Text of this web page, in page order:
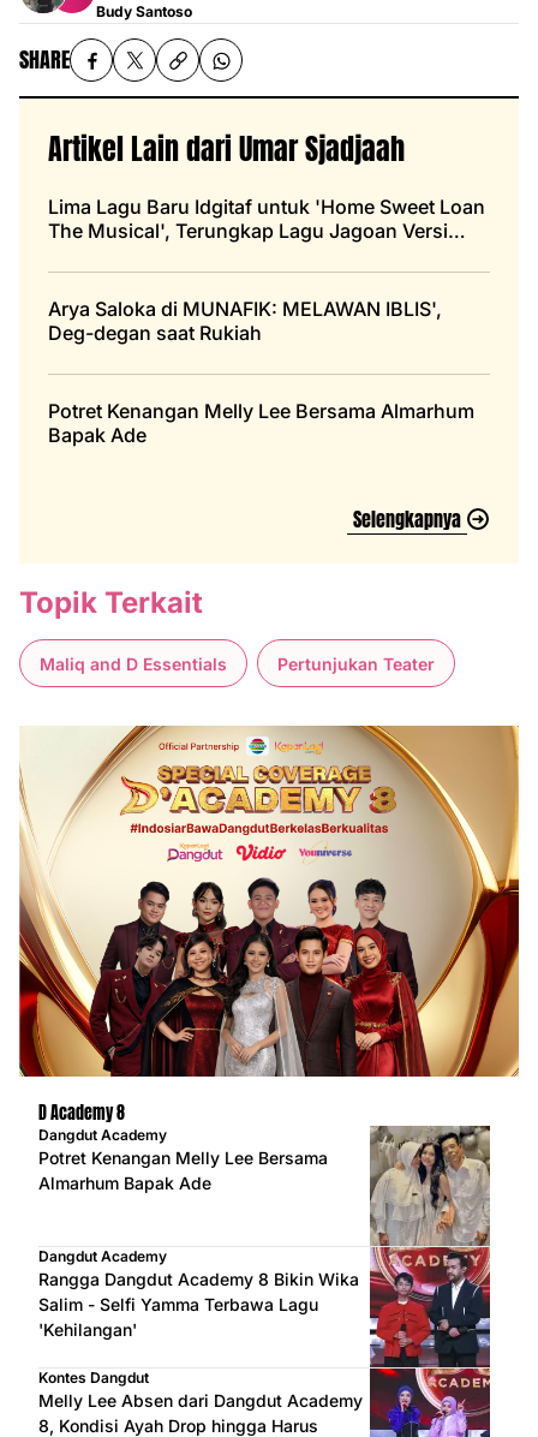
Budy Santoso
SHARE
Artikel Lain dari Umar Sjadjaah
Lima Lagu Baru Idgitaf untuk 'Home Sweet Loan
The Musical', Terungkap Lagu Jagoan Versi
Arya Saloka di MUNAFIK: MELAWAN IBLIS',
Deg-degan saat Rukiah
Potret Kenangan Melly Lee Bersama Almarhum
Bapak Ade
Selengkapnya
Topik Terkait
Maliq and D Essentials Pertunjukan Teater
D Academy 8
Dangdut Academy
Potret Kenangan Melly Lee Bersama
Almarhum Bapak Ade
Dangdut Academy
Rangga Dangdut Academy 8 Bikin Wika
Salim - Selfi Yamma Terbawa Lagu
'Kehilangan'
Kontes Dangdut
Melly Lee Absen dari Dangdut Academy
8, Kondisi Ayah Drop hingga Harus